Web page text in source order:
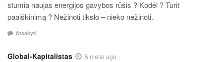
stumia naujas energijos gavybos rūšis ? Kodėl ? Turit
paaiškinimą ? Nežinoti tikslo – nieko nežinoti.
Atsakyti
Global-Kapitalistas 5 metai ago